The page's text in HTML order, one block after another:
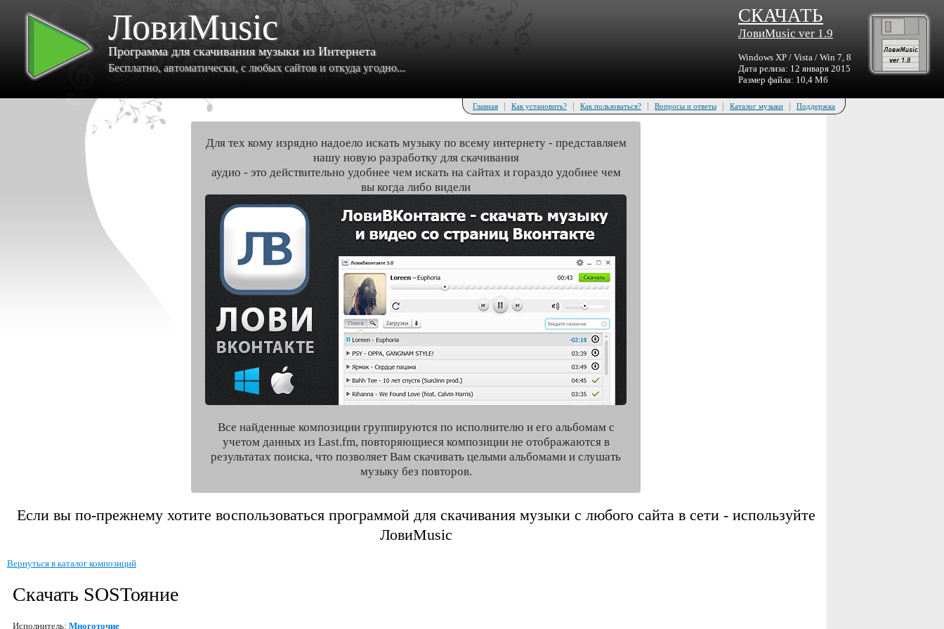
ЛовиMusic
Программа для скачивания музыки из Интернета
Бесплатно, автоматически, с любых сайтов и откуда угодно...
СКАЧАТЬ
ЛовиMusic ver 1.9
Windows XP / Vista / Win 7, 8
Дата релиза: 12 января 2015
Размер файла: 10,4 Мб
Главная | Как установить? | Как пользоваться? | Вопросы и ответы | Каталог музыки | Поддержка
Для тех кому изрядно надоело искать музыку по всему интернету - представляем
нашу новую разработку для скачивания
аудио - это действительно удобнее чем искать на сайтах и гораздо удобнее чем
вы когда либо видели
Все найденные композиции группируются по исполнителю и его альбомам с
учетом данных из Last.fm, повторяющиеся композиции не отображаются в
результатах поиска, что позволяет Вам скачивать целыми альбомами и слушать
музыку без повторов.
Если вы по-прежнему хотите воспользоваться программой для скачивания музыки с любого сайта в сети - используйте
ЛовиMusic
Вернуться в каталог композиций
Скачать SOSТояние
Исполнитель: Многоточие